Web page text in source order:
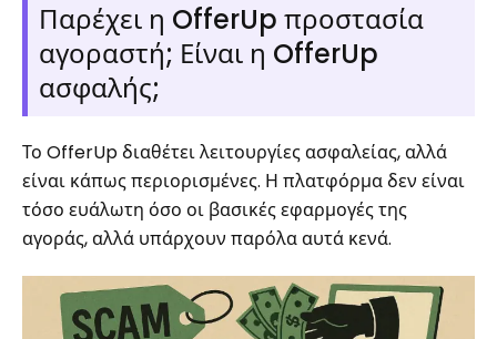
Παρέχει η OfferUp προστασία
αγοραστή; Είναι η OfferUp
ασφαλής;
Το OfferUp διαθέτει λειτουργίες ασφαλείας, αλλά
είναι κάπως περιορισμένες. Η πλατφόρμα δεν είναι
τόσο ευάλωτη όσο οι βασικές εφαρμογές της
αγοράς, αλλά υπάρχουν παρόλα αυτά κενά.